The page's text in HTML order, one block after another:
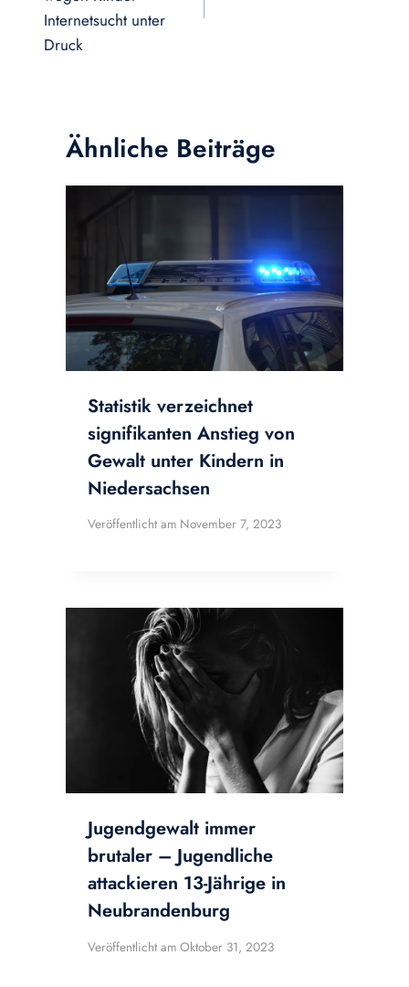
Internetsucht unter
Druck
Ähnliche Beiträge
Statistik verzeichnet
signifikanten Anstieg von
Gewalt unter Kindern in
Niedersachsen
Veröffentlicht am November 7, 2023
Jugendgewalt immer
brutaler – Jugendliche
attackieren 13-Jährige in
Neubrandenburg
Veröffentlicht am Oktober 31, 2023